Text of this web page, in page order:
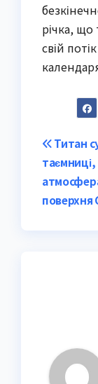
річка, що
свій
Post
Титан
таємниці,
поверхня